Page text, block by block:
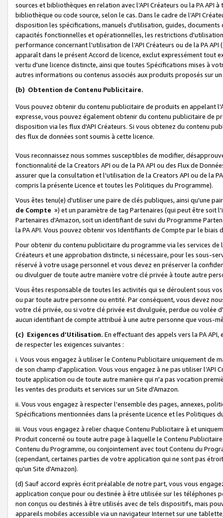
sources et bibliothèques en relation avec l’API Créateurs ou la PA
bibliothèque ou code source, selon le cas. Dans le cadre de l’API
disposition les spécifications, manuels d'utilisation, guides,
capacités fonctionnelles et opérationnelles, les restrictions
performance concernant l'utilisation de l’API Créateurs ou de la PA
apparaît dans le présent Accord de licence, exclut expressément tout
vertu d'une licence distincte, ainsi que toutes Spécifications mises à
autres informations ou contenus associés aux produits proposés sur
(b) Obtention de Contenu Publicitaire.
Vous pouvez obtenir du contenu publicitaire de produits en appelant
expresse, vous pouvez également obtenir du contenu publicitaire de
disposition via les flux d'API Créateurs. Si vous obtenez du contenu
des flux de données sont soumis à cette licence.
Vous reconnaissez nous sommes susceptibles de modifier,
fonctionnalité de la Creators API ou de la PA API ou des Flux de
assurer que la consultation et l'utilisation de la Creators API ou de la
compris la présente Licence et toutes les Politiques du Programme).
Vous êtes tenu(e) d'utiliser une paire de clés publiques, ainsi qu'une
de Compte ») et un paramètre de tag Partenaires (qui peut être soit
Partenaires d'Amazon, soit un identifiant de suivi du Programme
la PA API. Vous pouvez obtenir vos Identifiants de Compte par le biais
Pour obtenir du contenu publicitaire du programme via les services
Créateurs et une approbation distincte, si nécessaire, pour les sous-
réservé à votre usage personnel et vous devez en préserver la
ou divulguer de toute autre manière votre clé privée à toute autre
Vous êtes responsable de toutes les activités qui se déroulent sous
ou par toute autre personne ou entité. Par conséquent, vous devez
votre clé privée, ou si votre clé privée est divulguée, perdue ou volée
aucun identifiant de compte attribué à une autre personne que vous-
(c) Exigences d'Utilisation. En effectuant des appels vers la PA
de respecter les exigences suivantes :
i. Vous vous engagez à utiliser le Contenu Publicitaire uniquement de
de son champ d'application. Vous vous engagez à ne pas utiliser l’API
toute application ou de toute autre manière qui n'a pas vocation
les ventes des produits et services sur un Site d'Amazon.
ii. Vous vous engagez à respecter l'ensemble des pages, annexes,
Spécifications mentionnées dans la présente Licence et les Politiques
iii. Vous vous engagez à relier chaque Contenu Publicitaire à et
Produit concerné ou toute autre page à laquelle le Contenu
Contenu du Programme, ou conjointement avec tout Contenu du
(cependant, certaines parties de votre application qui ne sont pas
qu'un Site d'Amazon).
(d) Sauf accord exprès écrit préalable de notre part, vous vous
application conçue pour ou destinée à être utilisée sur les téléphones
non conçus ou destinés à être utilisés avec de tels dispositifs, mais
appareils mobiles accessible via un navigateur Internet sur une